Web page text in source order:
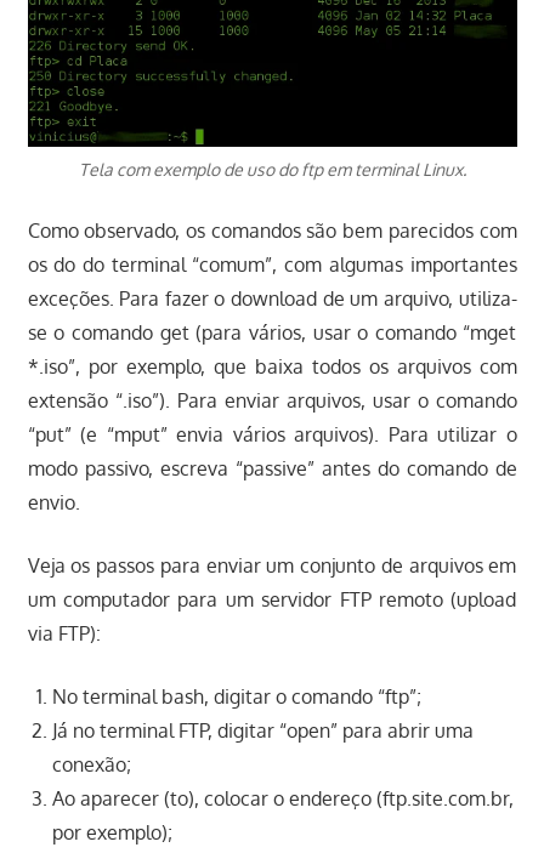
Tela com exemplo de uso do ftp em terminal Linux.
Como observado, os comandos são bem parecidos com
os do do terminal “comum”, com algumas importantes
exceções. Para fazer o download de um arquivo, utiliza-
se o comando get (para vários, usar o comando “mget
*.iso”, por exemplo, que baixa todos os arquivos com
extensão “.iso”). Para enviar arquivos, usar o comando
“put” (e “mput” envia vários arquivos). Para utilizar o
modo passivo, escreva “passive” antes do comando de
envio.
Veja os passos para enviar um conjunto de arquivos em
um computador para um servidor FTP remoto (upload
via FTP):
No terminal bash, digitar o comando “ftp”;
Já no terminal FTP, digitar “open” para abrir uma
conexão;
Ao aparecer (to), colocar o endereço (ftp.site.com.br,
por exemplo);